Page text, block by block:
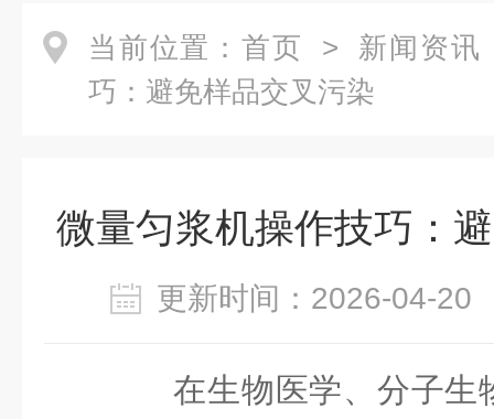
当前位置： 首页 > 新闻资讯
巧：避免样品交叉污染
微量匀浆机操作技巧：
更新时间：2026-04-
在生物医学、分子生